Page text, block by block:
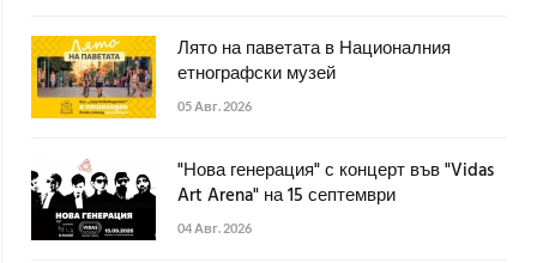
Лято на паветата в Националния
етнографски музей
05 Авг. 2026
"Нова генерация" с концерт във "Vidas
Art Arena" на 15 септември
04 Авг. 2026